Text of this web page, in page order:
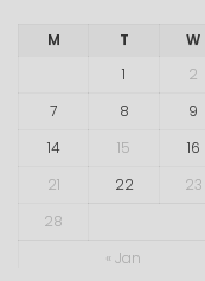
M T W
« Jan
1 2
7
8 9
14
15 16
21
22 23
28